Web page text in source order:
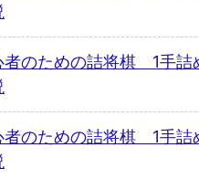
者のための詰将棋 1手
者のための詰将棋 1手